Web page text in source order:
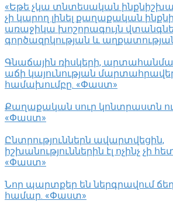
«Եթե չկա տնտեսական
չի կարող լինել քաղաքական
առաջիկա խոշորագույն
գործազրկության և
Գնաճային ռիսկերի,
աճի կայունության
համախումբը. «Փաստ»
Քաղաքական սուր կոնտրաստն ու
«Փաստ»
Ընտրություններն ավարտվեցին,
իշխանություններին էլ ոչինչ չի
«Փաստ»
Նոր պարտքեր են ներգրավում
համար. «Փաստ»